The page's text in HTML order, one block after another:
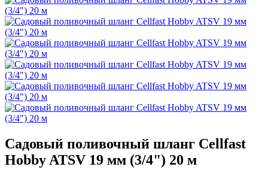
Садовый поливочный шланг Cellfast
Hobby ATSV 19 мм (3/4") 20 м